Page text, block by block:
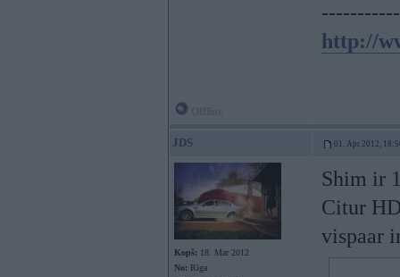
http://
JDS 01. Apr 2012,
Kopš: 18. Mar 2012
No: Rīga
Shim ir
Citur
vispaar